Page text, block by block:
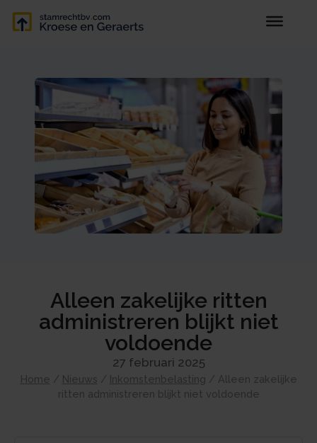
Alleen zakelijke ritten
administreren blijkt niet
voldoende
27 februari 2025
Home / Nieuws / Inkomstenbelasting / Alleen zakelijke
ritten administreren blijkt niet voldoende